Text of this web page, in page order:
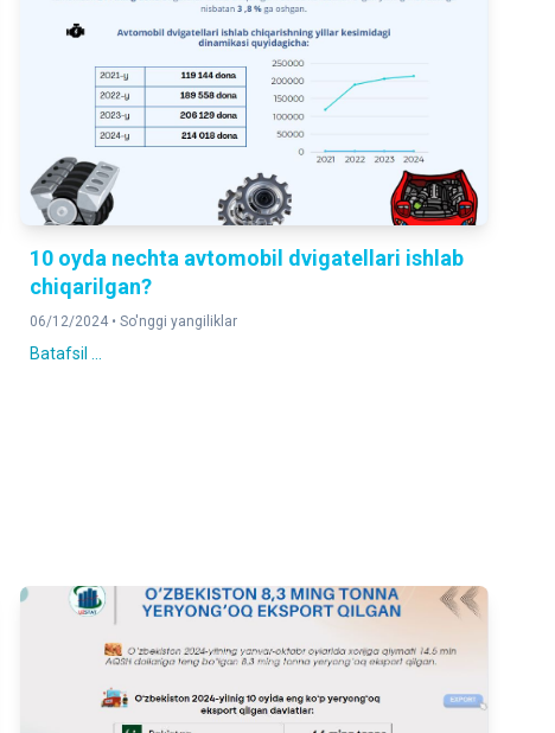
10 oyda nechta avtomobil dvigatellari ishlab
chiqarilgan?
06/12/2024 •So'nggi yangiliklar
Batafsil ...